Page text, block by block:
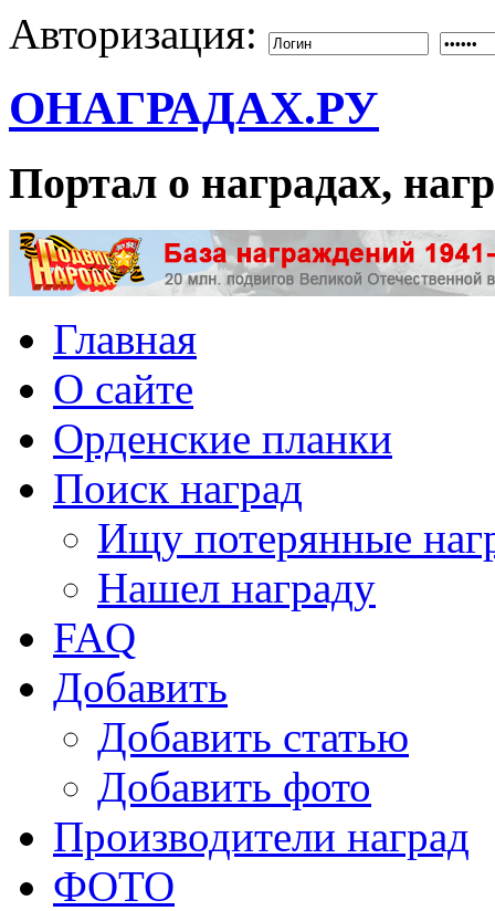
Авторизация:
ОНАГРАДАХ.РУ
Портал о наградах,
Главная
О сайте
Орденские планки
Поиск наград
Ищу потерянные
Нашел награду
FAQ
Добавить
Добавить статью
Добавить фото
Производители наград
ФОТО